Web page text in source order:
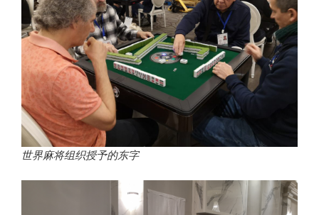
世界麻将组织授予的东字